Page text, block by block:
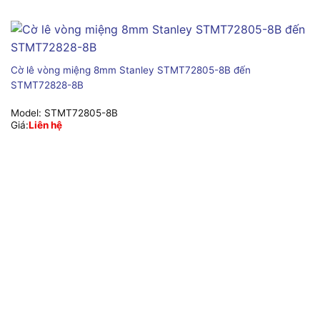
Cờ lê vòng miệng 8mm Stanley STMT72805-8B đến
STMT72828-8B
Model: STMT72805-8B
Giá:Liên hệ